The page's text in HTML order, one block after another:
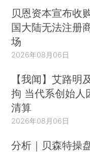
贝恩资本宣布收
国大陆无法注册
场
2026年08月06日
【我闻】艾路明
拘 当代系创始人
清算
2026年08月06日
分析｜贝森特操